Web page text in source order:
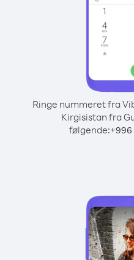
Ringe nummeret fra
Kirgisistan fra
følgende:+996